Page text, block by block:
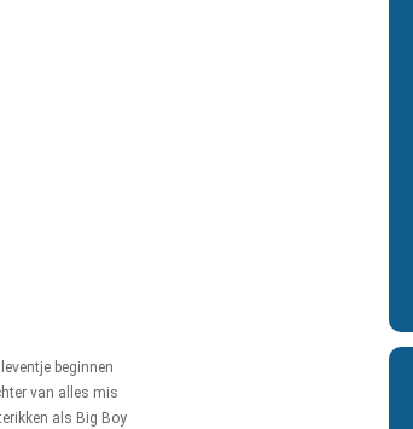
beginnen
van alles mis
als Big Boy